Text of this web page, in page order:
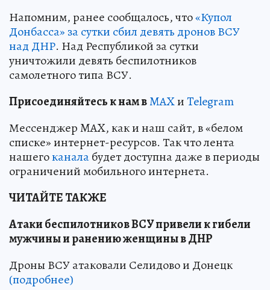
Напомним, ранее сообщалось, что«Купол
Донбасса» за сутки сбил девять дронов ВСУ
над ДНР. Над Республикой за сутки
уничтожили девять беспилотников
самолетного типа ВСУ.
Присоединяйтесь к нам вMAXиTelegram
Мессенджер MAX, как и наш сайт, в «белом
списке» интернет-ресурсов. Так что лента
нашегоканалабудет доступна даже в периоды
ограничений мобильного интернета.
ЧИТАЙТЕ ТАКЖЕ
Атаки беспилотников ВСУ привели к гибели
мужчины и ранению женщины в ДНР
Дроны ВСУ атаковали Селидово и Донецк
(подробнее)